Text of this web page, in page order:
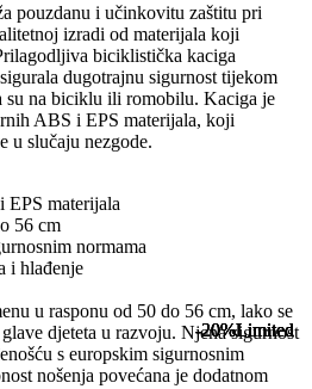
-20%Limited
-20%Limited
-20%Limited
-20%Limited
pouzdanu i učinkovitu zaštitu pri
izradi od materijala koji
biciklistička kaciga
dugotrajnu sigurnost tijekom
su na biciklu ili romobilu. Kaciga je
ABS i EPS materijala, koji
u slučaju nezgode.
EPS materijala
56 cm
normama
i hlađenje
u rasponu od 50 do 56 cm, lako se
djeteta u razvoju. Njena sigurnost
s europskim sigurnosnim
nošenja povećana je dodatnom
-20%Limited